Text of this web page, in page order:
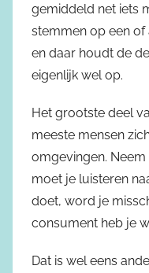
gemiddeld net iets
stemmen op een of
en daar houdt de
eigenlijk wel op.
Het grootste deel
meeste mensen
omgevingen.
moet je luisteren
doet, word je
consument heb je
Dat is wel eens